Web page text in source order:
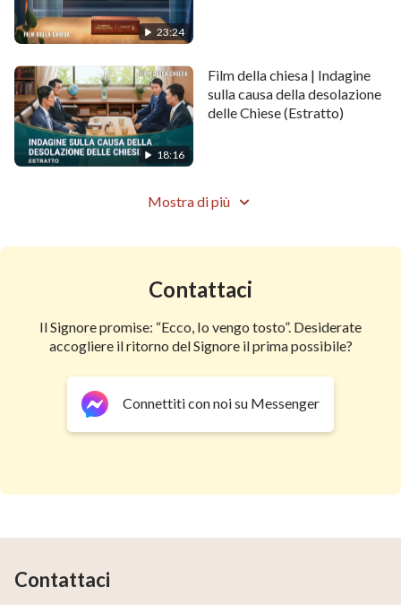
23:24
18:16
Film della chiesa | Indagine
sulla causa della desolazione
delle Chiese (Estratto)
Mostra di più
Contattaci
Il Signore promise: “Ecco, Io vengo tosto”. Desiderate
accogliere il ritorno del Signore il prima possibile?
Connettiti con noi su Messenger
Contattaci